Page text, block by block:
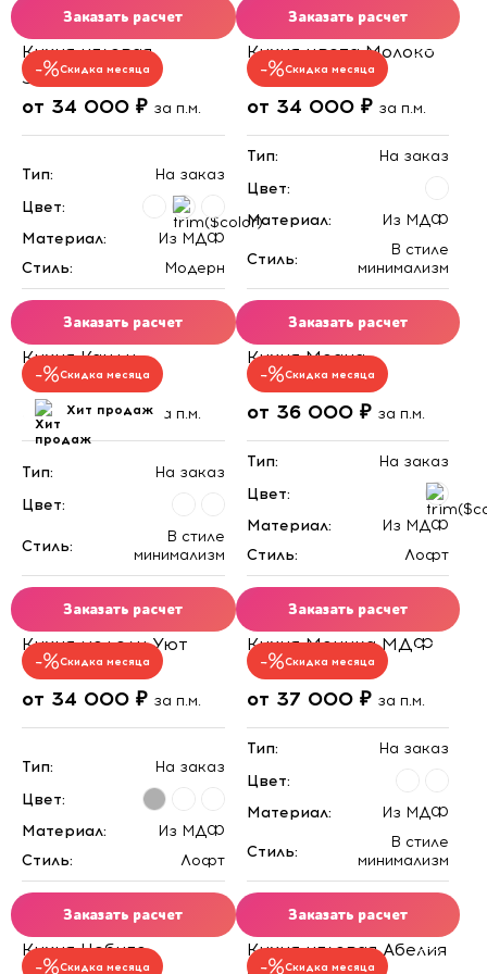
Заказать расчет Заказать расчет
Скидка месяца
Кухня угловая
Эллегия
от 34 000 ₽ за п.м.
Тип:
На заказ
Цвет:
Материал:
Из МДФ
Стиль:
Модерн
Заказать расчет
Скидка месяца
Кухня цвета Молоко
от 34 000 ₽ за п.м.
Тип:
На заказ
Цвет:
Материал:
Из МДФ
Стиль:
В стиле
минимализм
Заказать расчет
Скидка месяца
Хит продаж
Кухня Канди
от 35 000 ₽ за п.м.
Тип:
На заказ
Цвет:
Стиль:
В стиле
минимализм
Заказать расчет
Скидка месяца
Кухня Моана
от 36 000 ₽ за п.м.
Тип:
На заказ
Цвет:
Материал:
Из МДФ
Стиль:
Лофт
Заказать расчет
Скидка месяца
Кухня модели Уют
от 34 000 ₽ за п.м.
Тип:
На заказ
Цвет:
Материал:
Из МДФ
Стиль:
Лофт
Заказать расчет
Скидка месяца
Кухня Моника МДФ
от 37 000 ₽ за п.м.
Тип:
На заказ
Цвет:
Материал:
Из МДФ
Стиль:
В стиле
минимализм
Заказать расчет
Скидка месяца
Кухня Небуго
Скидка месяца
Кухня угловая Абелия